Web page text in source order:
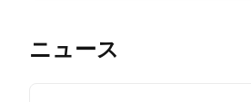
​​ニュース​​